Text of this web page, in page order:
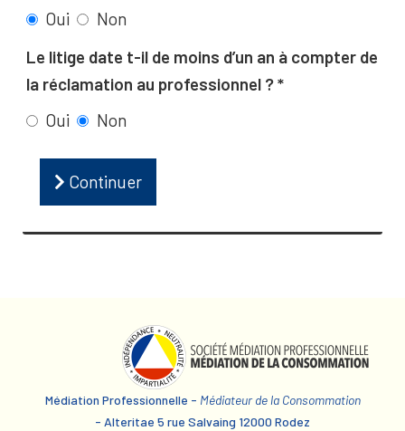
Oui
Non
Le litige date t-il de moins d’un an à compter de
la réclamation au professionnel ?
Oui
Non
Continuer
Médiation Professionnelle - Médiateur de la Consommation
- Alteritae 5 rue Salvaing 12000 Rodez